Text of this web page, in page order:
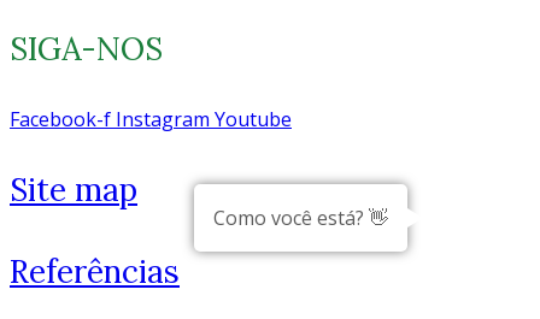
SIGA-NOS
Facebook-f Instagram Youtube
Site map
Referências
Como você está? 👋